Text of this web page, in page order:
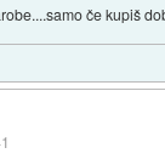
če kupiš